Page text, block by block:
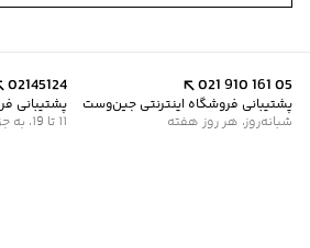
021 910 161 05
پشتیبانی فروشگاه اینترنتی جین‌وست
شبانه‌روز، هر روز هفته
02145124
پشتیبانی
11 تا 19، به جز روزهای تعطیل